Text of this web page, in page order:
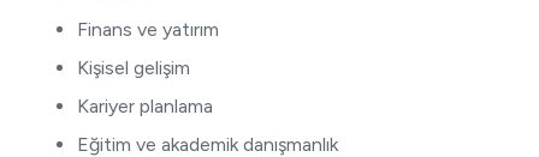
Finans ve yatırım
Kişisel gelişim
Kariyer planlama
Eğitim ve akademik danışmanlık